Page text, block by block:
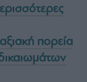
πορεία